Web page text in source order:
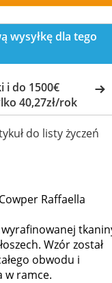
wysyłkę dla tego
i do 1500€
40,27zł/rok
do listy życzeń
Raffaella
Wzór został
obwodu i
w ramce.